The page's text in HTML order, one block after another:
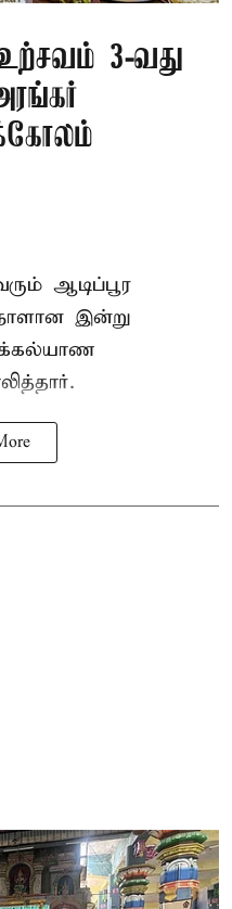
3-வது
ஆடிப்பூர
இன்று